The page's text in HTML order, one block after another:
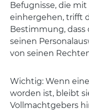
Befugnisse, die
einhergehen, trifft
Bestimmung,
seinen
von seinen
Wichtig: Wenn
worden ist, bleibt
Vollmachtgebers